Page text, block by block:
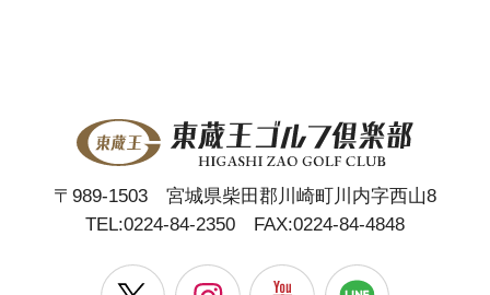
〒989-1503 宮城県柴田郡川崎町川内字西山8
TEL:0224-84-2350FAX:0224-84-4848